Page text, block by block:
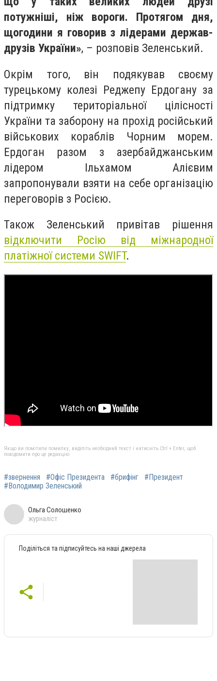
потужніші, ніж вороги. Протягом дня,
щогодини я говорив з лідерами держав-
друзів України», – розповів Зеленський.
Окрім того, він подякував своєму
турецькому колезі Реджепу Ердогану за
підтримку територіальної цілісності
України та заборону на прохід російський
військових кораблів Чорним морем.
Ердоган разом з азербайджанським
лідером Ільхамом Алієвим
запропонували взяти на себе організацію
переговорів з Росією.
Також Зеленський привітав рішення
відключити Росію від міжнародної
платіжної системи SWIFT.
Якщо ви помітили помилку, виділіть необхідний текст і натисніть Ctrl + Enter, щоб
повідомити про це редакцію
#звернення #Офіс Президента #брифінг
#Президент
#Володимир Зеленський
Ольга Солошенко
журналіст
Поділіться та підписуйтесь на наші джерела